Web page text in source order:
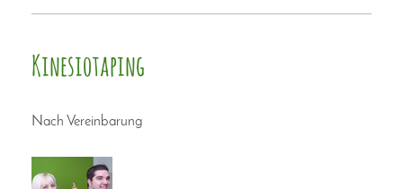
Kinesiotaping
Nach Vereinbarung